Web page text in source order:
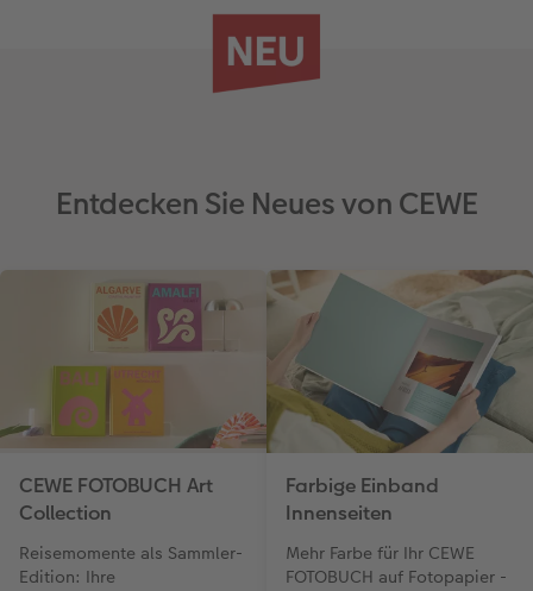
Entdecken Sie Neues von CEWE
CEWE FOTOBUCH Art
Collection
Reisemomente als Sammler-
Edition: Ihre
Farbige Einband
Innenseiten
Mehr Farbe für Ihr CEWE
FOTOBUCH auf Fotopapier -